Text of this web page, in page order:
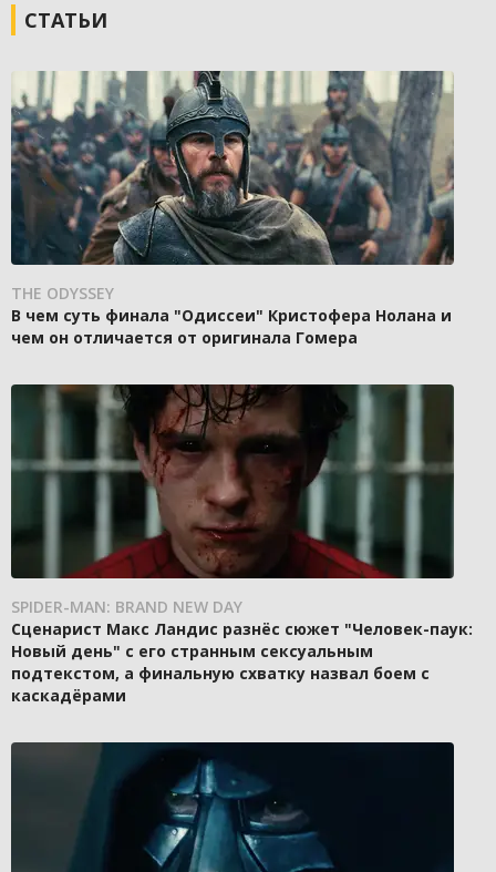
СТАТЬИ
THE ODYSSEY
В чем суть финала "Одиссеи" Кристофера Нолана и
чем он отличается от оригинала Гомера
SPIDER-MAN: BRAND NEW DAY
Сценарист Макс Ландис разнёс сюжет "Человек-паук:
Новый день" с его странным сексуальным
подтекстом, а финальную схватку назвал боем с
каскадёрами